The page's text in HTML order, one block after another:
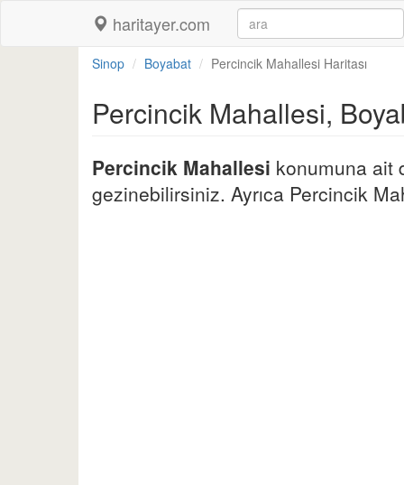
haritayer.com
Sinop Boyabat Percincik Mahallesi Haritası
Percincik Mahallesi,
Percincik Mahallesi konumuna ait
gezinebilirsiniz. Ayrıca Percincik